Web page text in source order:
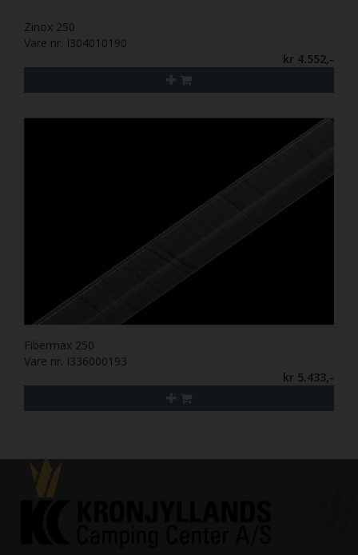
Zinox 250
Vare nr. I304010190
kr 4.552,-
Fibermax 250
Vare nr. I336000193
kr 5.433,-